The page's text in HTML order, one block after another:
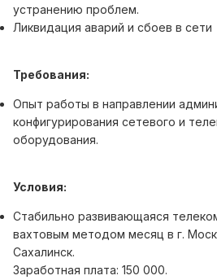
устранению проблем.
Ликвидация аварий и сбоев в сети
Требования:
Опыт работы в направлении
конфигурирования сетевого и
оборудования.
Условия:
Стабильно развивающаяся
вахтовым методом месяц в г.
Сахалинск.
Заработная плата: 150 000.